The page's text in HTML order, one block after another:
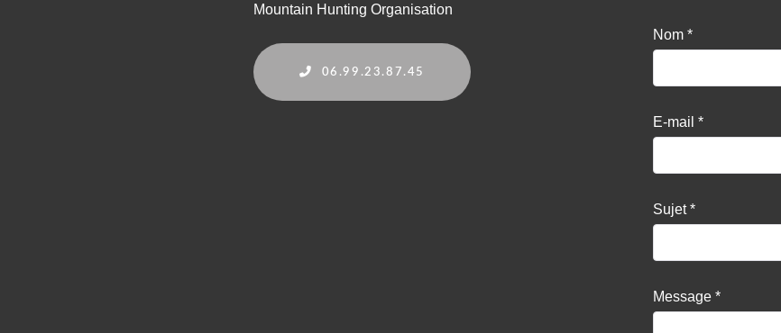
Mountain Hunting Organisation
06.99.23.87.45
Nom *
E-mail *
Sujet*
Message *